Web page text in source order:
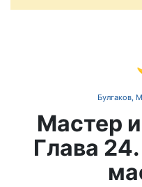
Булгаков,
Мастер
Глава